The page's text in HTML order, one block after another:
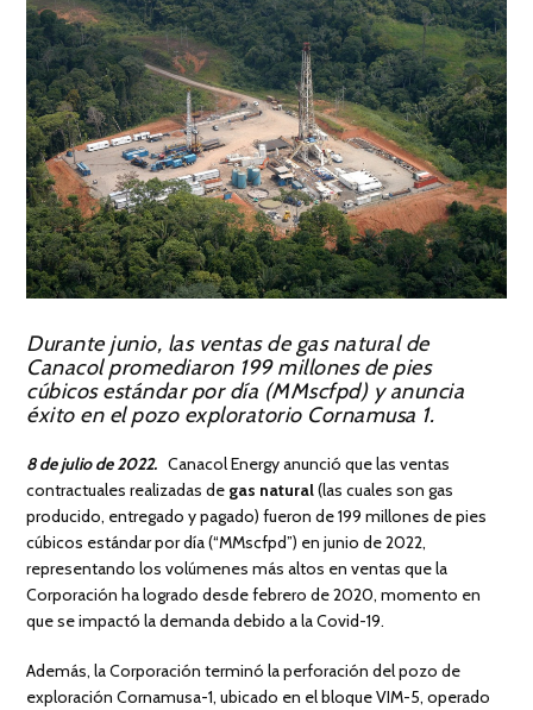
2022
Durante junio, las ventas de gas natural de
Canacol promediaron 199 millones de pies
cúbicos estándar por día (MMscfpd) y anuncia
éxito en el pozo exploratorio Cornamusa 1.
8 de julio de 2022. Canacol Energy anunció que las ventas
contractuales realizadas de gas natural(las cuales son gas
producido, entregado y pagado) fueron de 199 millones de pies
cúbicos estándar por día (“MMscfpd”) en junio de 2022,
representando los volúmenes más altos en ventas que la
Corporación ha logrado desde febrero de 2020, momento en
que se impactó la demanda debido a la Covid-19.
Además, la Corporación terminó la perforación del pozo de
exploración Cornamusa-1, ubicado en el bloque VIM-5, operado